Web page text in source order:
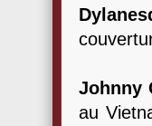
Johnny
au